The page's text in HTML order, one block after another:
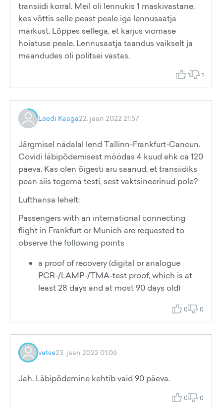
transiidi korral. Meil oli lennukis 1 maskivastane,
kes võttis selle peast peale iga lennusaatja
märkust. Lõppes sellega, et karjus viomase
hoiatuse peale. Lennusaatja taandus vaikselt ja
maandudes oli politsei vastas.
1 1
Leedi Kaaga22. jaan 2022 21:57
Järgmisel nädalal lend Tallinn-Frankfurt-Cancun.
Covidi läbipõdemisest möödas 4 kuud ehk ca 120
päeva. Kas olen õigesti aru saanud, et transiidiks
pean siis tegema testi, sest vaktsineerinud pole?
Lufthansa lehelt:
Passengers with an international connecting
flight in Frankfurt or Munich are requested to
observe the following points
a proof of recovery (digital or analogue
PCR-/LAMP-/TMA-test proof, which is at
least 28 days and at most 90 days old)
0 0
vatse23. jaan 2022 01:06
Jah. Läbipõdemine kehtib vaid 90 päeva.
0 0